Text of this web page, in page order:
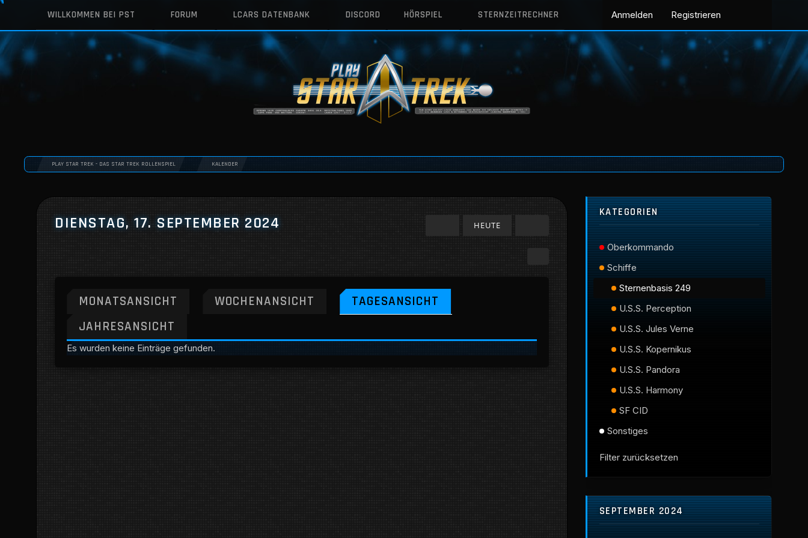
WILLKOMMEN BEI PST FORUM LCARS DATENBANK DISCORD HÖRSPIEL STERNZEITRECHNER Anmelden Registrieren
PLAY STAR TREK - DAS STAR TREK ROLLENSPIEL KALENDER
DIENSTAG, 17. SEPTEMBER 2024 HEUTE
MONATSANSICHT WOCHENANSICHT
TAGESANSICHT
JAHRESANSICHT
Es wurden keine Einträge gefunden.
KATEGORIEN
Oberkommando
Schiffe
Sternenbasis 249
U.S.S. Perception
U.S.S. Jules Verne
U.S.S. Kopernikus
U.S.S. Pandora
U.S.S. Harmony
SF CID
Sonstiges
Filter zurücksetzen
SEPTEMBER 2024